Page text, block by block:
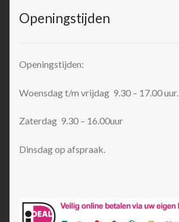
Openingstijden
Openingstijden:
Woensdag t/m vrijdag 9.30 – 17.00 uur.
Zaterdag 9.30 – 16.00uur
Dinsdag op afspraak.